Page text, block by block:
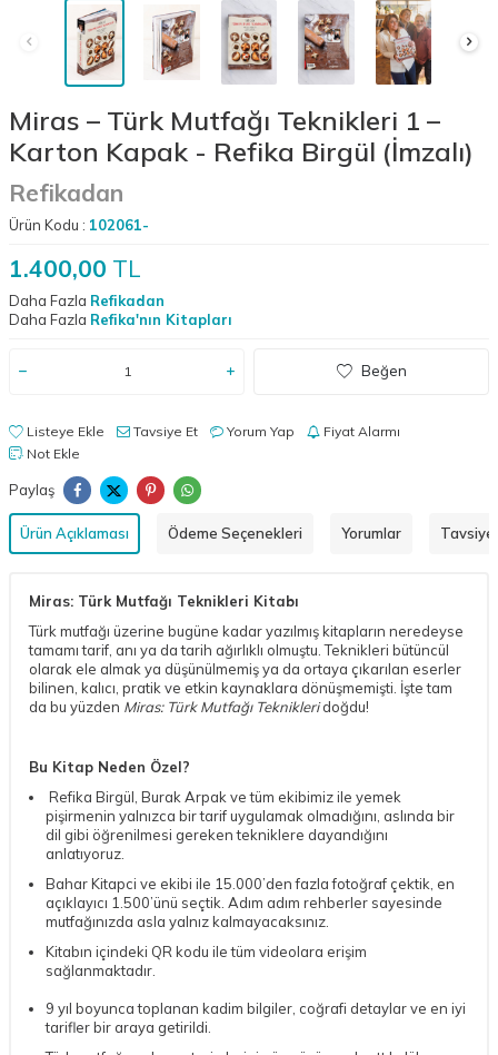
Miras – Türk Mutfağı Teknikleri 1 –
Karton Kapak - Refika Birgül (İmzalı)
Refikadan
Ürün Kodu : 102061-
1.400,00 TL
Daha Fazla Refikadan
Daha Fazla Refika'nın Kitapları
Beğen
Listeye Ekle Tavsiye Et Yorum Yap
Fiyat Alarmı
Not Ekle
Paylaş
Ürün Açıklaması Ödeme Seçenekleri Yorumlar Tavsiye
Miras: Türk Mutfağı Teknikleri Kitabı
Türk mutfağı üzerine bugüne kadar yazılmış kitapların neredeyse
tamamı tarif, anı ya da tarih ağırlıklı olmuştu. Teknikleri bütüncül
olarak ele almak ya düşünülmemiş ya da ortaya çıkarılan eserler
bilinen, kalıcı, pratik ve etkin kaynaklara dönüşmemişti. İşte tam
da bu yüzden Miras: Türk Mutfağı Teknikleridoğdu!
Bu Kitap Neden Özel?
Refika Birgül, Burak Arpak ve tüm ekibimiz ile yemek
pişirmenin yalnızca bir tarif uygulamak olmadığını, aslında bir
dil gibi öğrenilmesi gereken tekniklere dayandığını
anlatıyoruz.
Bahar Kitapci ve ekibi ile 15.000’den fazla fotoğraf çektik, en
açıklayıcı 1.500’ünü seçtik. Adım adım rehberler sayesinde
mutfağınızda asla yalnız kalmayacaksınız.
Kitabın içindeki QR kodu ile tüm videolara erişim
sağlanmaktadır.
9 yıl boyunca toplanan kadim bilgiler, coğrafi detaylar ve en iyi
tarifler bir araya getirildi.